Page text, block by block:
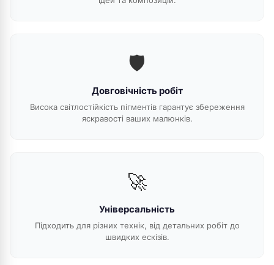
🛡️
Довговічність робіт
Висока світлостійкість пігментів гарантує збереження
яскравості ваших малюнків.
🚀
Універсальність
Підходить для різних технік, від детальних робіт до
швидких ескізів.